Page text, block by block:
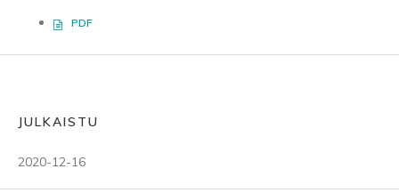
PDF
JULKAISTU
2020-12-16